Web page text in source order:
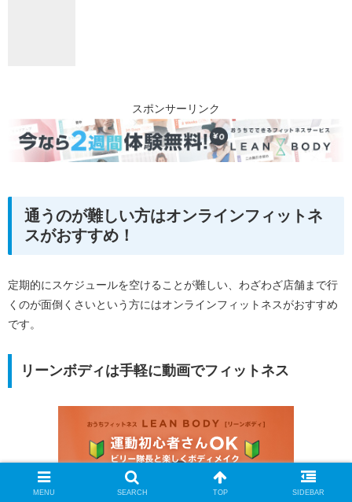
スポンサーリンク
通うのが難しい方はオンラインフィットネ
スがおすすめ！
定期的にスケジュールを空けることが難しい、わざわざ店舗まで行
くのが面倒くさいという方にはオンラインフィットネスがおすすめ
です。
リーンボディは手軽に動画でフィットネス
MENU SEARCH TOP SIDEBAR